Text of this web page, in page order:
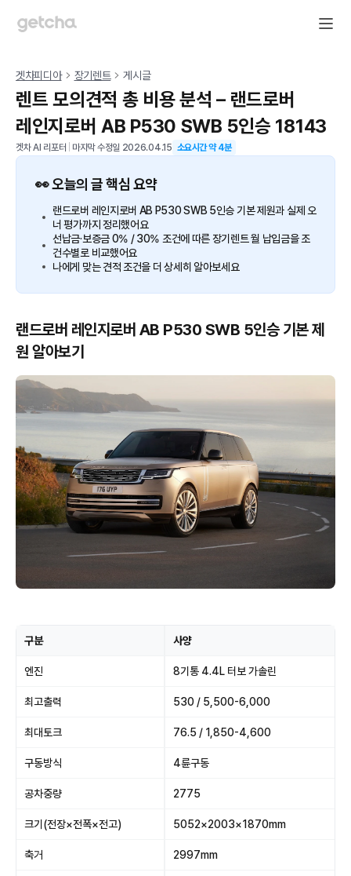
겟차피디아 장기렌트 게시글
렌트 모의견적 총 비용 분석 – 랜드로버
레인지로버 AB P530 SWB 5인승 18143
겟차 AI 리포터 마지막 수정일 2026.04.15 소요시간 약4분
👀 오늘의 글 핵심 요약
랜드로버 레인지로버 AB P530 SWB 5인승 기본 제원과 실제 오
너 평가까지 정리했어요
선납금·보증금 0% / 30% 조건에 따른 장기렌트 월 납입금을 조
건수별로 비교했어요
나에게 맞는 견적 조건을 더 상세히 알아보세요
랜드로버 레인지로버 AB P530 SWB 5인승 기본 제
원 알아보기
구분 사양
엔진 8기통 4.4L 터보 가솔린
최고출력 530 / 5,500-6,000
최대토크 76.5 / 1,850-4,600
구동방식 4륜구동
공차중량 2775
크기(전장×전폭×전고) 5052×2003×1870mm
축거 2997mm